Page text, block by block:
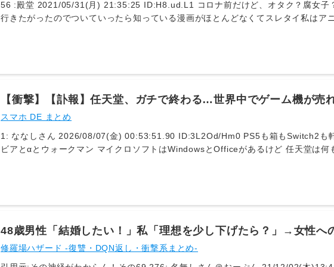
56 :殿堂 2021/05/31(月) 21:35:25 ID:H8.ud.L1 コロナ前だけど、オタク？腐女子？の友人が私をア◯メイトに連れて
行きたがったのでついていったら知っている漫画がほとんどなくてスレタイ私はア
というわけではなくてそこそこ読むけど、私の好きな漫画はどちらかと言うと青年
載していた数作品くらいしかなかったのが衝撃だった世の中広いなと思ったし、な
【衝撃】【訃報】任天堂、ガチで終わる…世界中でゲーム機が売
←ヤバいwwwwwwwwwwwwwwwwwwwwwwww
スマホ DE まとめ
1: ななしさん 2026/08/07(金) 00:53:51.90 ID:3L2Od/Hm0 PS5も箱もSwitch2も軒並み販売台数激減 ソニーはブラ
ビアとαとウォークマン マイクロソフトはWindowsとOfficeがあるけど 任天堂は何もないから終わりじゃん 3: ななし
8: ななしさん 2026/08/07(金) 00:59:24.82 ID:xy0hex950 映画とテーマパークがあるやんけ 11: ななしさん
りじゃんwww 46: ななしさん 2026/08/07(金) 02:33:13.82 ID:8qp4ks/l0 >>8 別にゲーム以外に色々展開するのは嫌
48歳男性「結婚したい！」私「理想を少し下げたら？」→女性へ
手にされず…
修羅場ハザード -復讐・DQN返し・衝撃系まとめ-